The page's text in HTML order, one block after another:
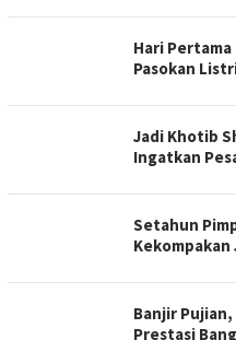
Hari Pertama
Pasokan
Jadi Khotib
Ingatkan
Setahun
Kekompakan
Banjir Pujian,
Prestasi